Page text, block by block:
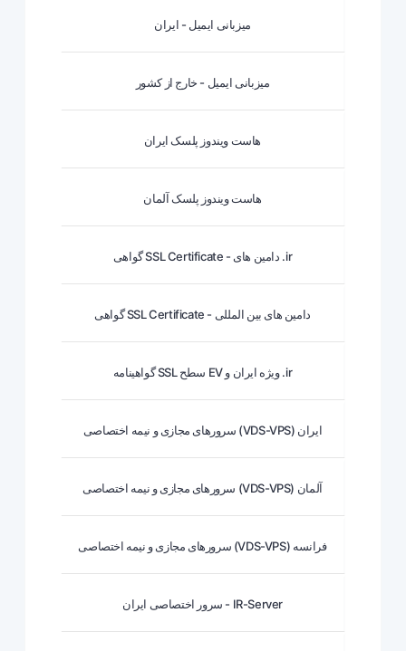
میزبانی ایمیل - ایران
میزبانی ایمیل - خارج از کشور
هاست ویندوز پلسک ایران
هاست ویندوز پلسک آلمان
گواهی SSL Certificate - دامین های .ir
گواهی SSL Certificate - دامین های بین المللی
گواهینامه SSL سطح EV ویژه ایران و .ir
سرورهای مجازی و نیمه اختصاصی (VDS-VPS) ایران
سرورهای مجازی و نیمه اختصاصی (VDS-VPS) آلمان
سرورهای مجازی و نیمه اختصاصی (VDS-VPS) فرانسه
سرور اختصاصی ایران - IR-Server